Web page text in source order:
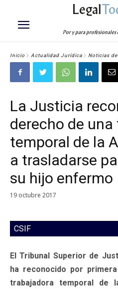
Legal
Por y para profesionales
Inicio Actualidad Jurídica Noticias
La Justicia
derecho de
temporal de la
a trasladarse
su hijo enfermo
19 octubre 2017
CSIF
El Tribunal Superior de
ha reconocido por
trabajadora temporal de